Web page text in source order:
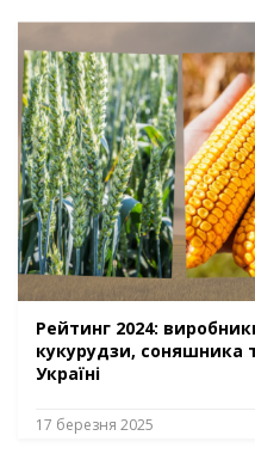
Рейтинг 2024:
кукурудзи, соняшника
Україні
17 березня 2025